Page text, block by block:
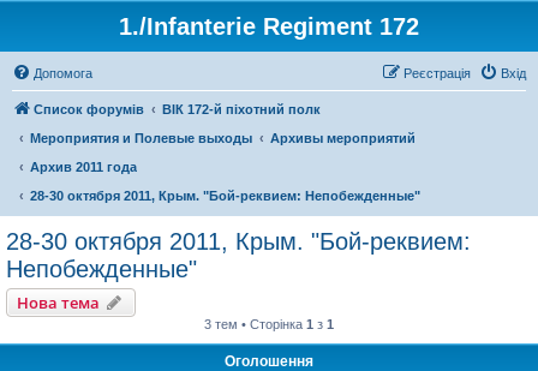
1./Infanterie Regiment 172
Допомога Вхід
Реєстрація
Список форумів
ВІК 172-й піхотний полк
Мероприятия и Полевые выходы
Архивы мероприятий
Архив 2011 года
28-30 октября 2011, Крым. "Бой-реквием: Непобежденные"
28-30 октября 2011, Крым. "Бой-реквием:
Непобежденные"
Нова тема
3 тем • Сторінка 1 з 1
Оголошення